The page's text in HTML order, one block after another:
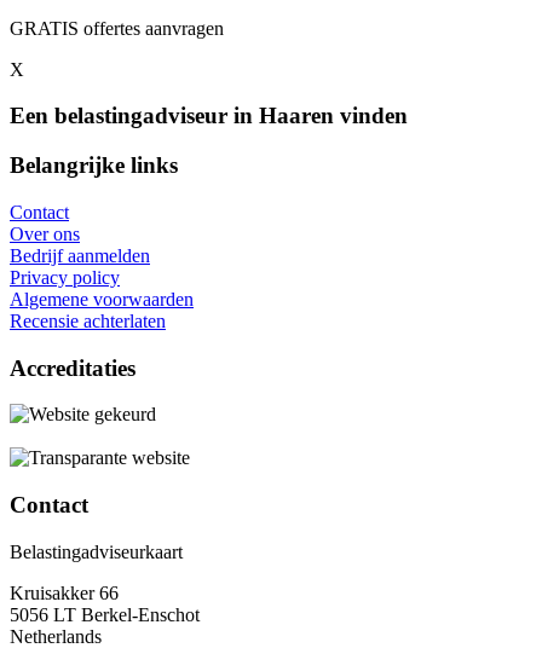
GRATIS offertes aanvragen
X
Een belastingadviseur in Haaren vinden
Belangrijke links
Contact
Over ons
Bedrijf aanmelden
Privacy policy
Algemene voorwaarden
Recensie achterlaten
Accreditaties
Contact
Belastingadviseurkaart
Kruisakker 66
5056 LT Berkel-Enschot
Netherlands